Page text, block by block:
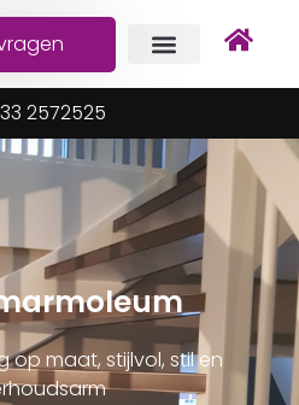
2572525
op maat, stijlvol, stil en